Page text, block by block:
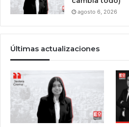
agosto 6, 2026
Últimas actualizaciones